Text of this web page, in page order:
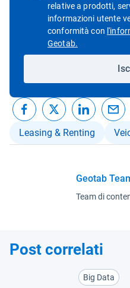
relative a prodotti,
informazioni utente
conformità con
Geotab.
Leasing & Renting
Geotab
Team di
Post correlati
Big Data